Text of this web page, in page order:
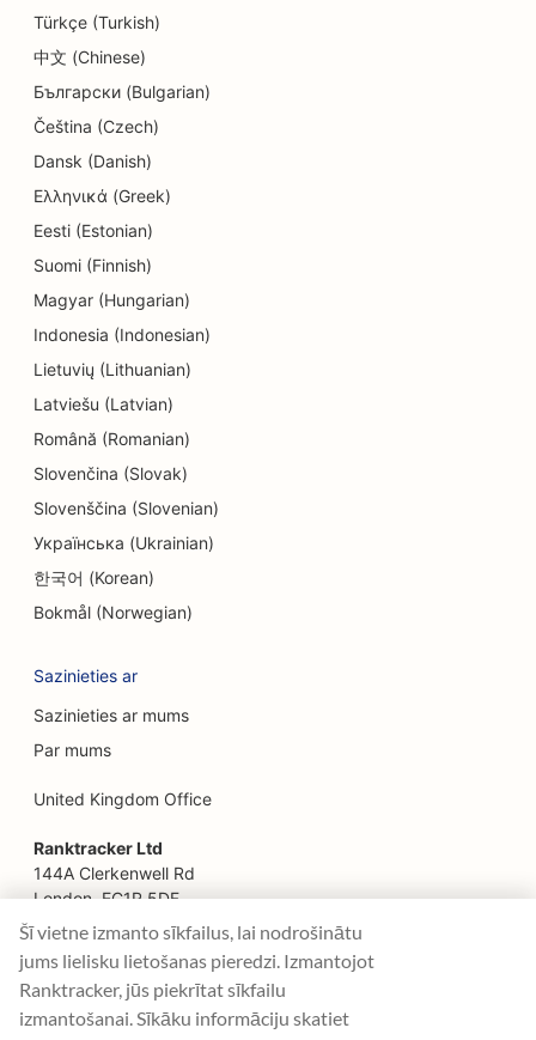
SEO izglītības un bērnu aprūpes pakalpojumiem
SEO Donut veikaliem
SEO ķīmiskajām tīrītavām
SEO elektronikas veikaliem
SEO inženiertehniskajiem uzņēmumiem
SEO endodontiem
SEO izklaidei un atpūtai
SEO izbēgšanas istabām
SEO restorāniem, kas darbojas no lauku
saimniecības līdz galdam
SEO sejas liftinga pakalpojumiem
SEO finanšu plānotājiem
SEO ātrās ēdināšanas restorāniem
SEO finanšu pakalpojumiem
SEO franču konditorejām
SEO pārtikas kravas automašīnām
Türkçe (Turkish)
中文 (Chinese)
Български (Bulgarian)
Čeština (Czech)
Dansk (Danish)
Ελληνικά (Greek)
Eesti (Estonian)
Suomi (Finnish)
Magyar (Hungarian)
Indonesia (Indonesian)
Lietuvių (Lithuanian)
Latviešu (Latvian)
Română (Romanian)
Slovenčina (Slovak)
Slovenščina (Slovenian)
Українська (Ukrainian)
한국어 (Korean)
Bokmål (Norwegian)
Sazinieties ar
Sazinieties ar mums
Par mums
United Kingdom Office
Ranktracker Ltd
144A Clerkenwell Rd
London, EC1R 5DF
Company No: 08820809
Šī vietne izmanto sīkfailus, lai nodrošinātu
jums lielisku lietošanas pieredzi. Izmantojot
Ranktracker, jūs piekrītat sīkfailu
izmantošanai. Sīkāku informāciju skatiet